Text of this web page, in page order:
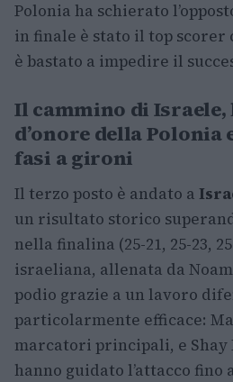
Polonia ha schierato
in finale è stato il top scorer
è bastato a impedire il
Il cammino di Israele,
d’onore della Polonia
fasi a gironi
Il terzo posto è andato a
un risultato storico
nella finalina (25-21, 25-23,
israeliana, allenata da
podio grazie a un lavoro
particolarmente efficace:
marcatori principali, e Shay
hanno guidato l’attacco fino